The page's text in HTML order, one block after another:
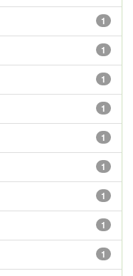
1
1
1
1
1
1
1
1
1